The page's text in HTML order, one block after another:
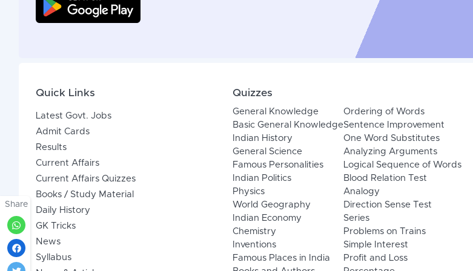
Share
Quick Links
Latest Govt. Jobs
Admit Cards
Results
Current Affairs
Current Affairs Quizzes
Books / Study Material
Daily History
GK Tricks
News
Syllabus
Quizzes
General Knowledge
Basic General Knowledge
Indian History
General Science
Famous Personalities
Indian Politics
Physics
World Geography
Indian Economy
Chemistry
Inventions
Famous Places in India
Ordering of Words
Sentence Improvement
One Word Substitutes
Analyzing Arguments
Logical Sequence of Words
Blood Relation Test
Analogy
Direction Sense Test
Series
Problems on Trains
Simple Interest
Profit and Loss